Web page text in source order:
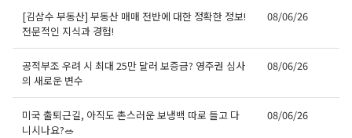
[김삼수 부동산] 부동산 매매 전반에 대한 정확한 정보!
전문적인 지식과 경험!
08/06/26
공적부조 우려 시 최대 25만 달러 보증금? 영주권 심사
의 새로운 변수
08/06/26
미국 출퇴근길, 아직도 촌스러운 보냉백 따로 들고 다
니시나요?🥗
08/06/26